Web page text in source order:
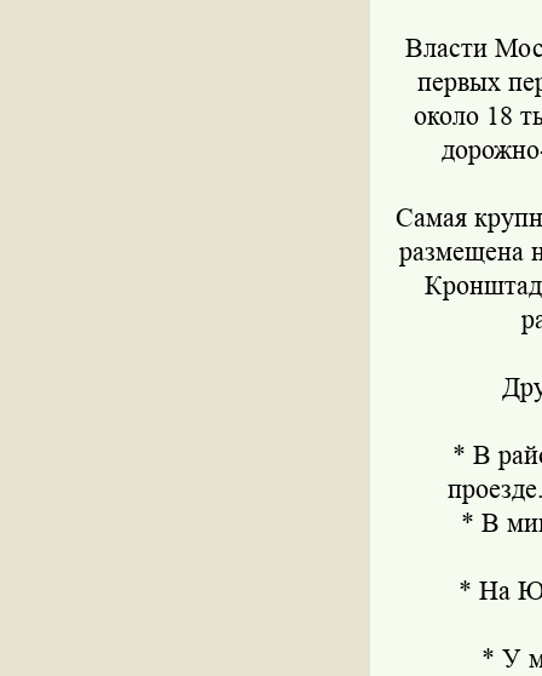
Власти
первых
около 18
Самая
размещена
* В
* В
* На
* У